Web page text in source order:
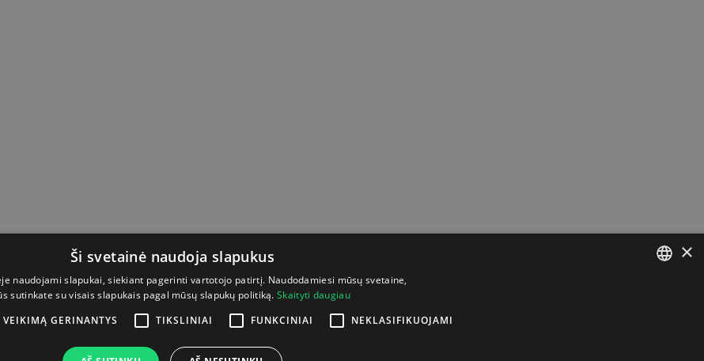
×
Ši svetainė naudoja slapukus
naudojami slapukai, siekiant pagerinti vartotojo patirtį. Naudodamiesi mūsų svetaine,
sutinkate su visais slapukais pagal mūsų slapukų politiką.Skaityti daugiau
VEIKIMĄ GERINANTYS TIKSLINIAI FUNKCINIAI NEKLASIFIKUOJAMI